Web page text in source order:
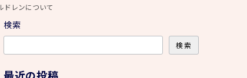
ドレンについて
検索
検索